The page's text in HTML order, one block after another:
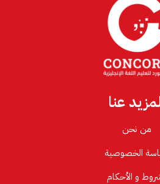
عنا
من نحن
الخصوصية
و الأحكام